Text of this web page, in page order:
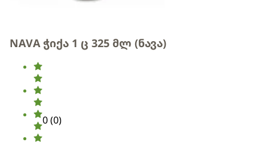
NAVA ჭიქა 1 ც 325 მლ (ნავა)
0(0)